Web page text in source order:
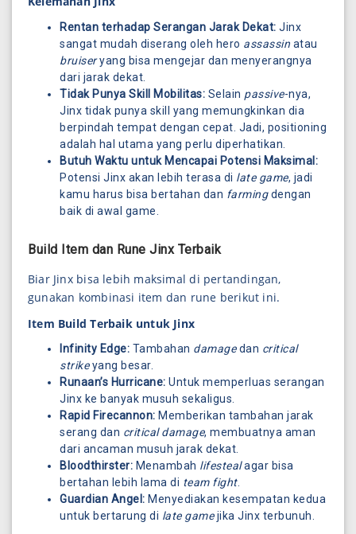
Rentan terhadap Serangan Jarak Dekat: Jinx
sangat mudah diserang oleh hero assassin atau
bruiseryang bisa mengejar dan menyerangnya
dari jarak dekat.
Tidak Punya Skill Mobilitas: Selain passive-nya,
Jinx tidak punya skill yang memungkinkan dia
berpindah tempat dengan cepat. Jadi, positioning
adalah hal utama yang perlu diperhatikan.
Butuh Waktu untuk Mencapai Potensi Maksimal:
Potensi Jinx akan lebih terasa di late game, jadi
kamu harus bisa bertahan dan farmingdengan
baik di awal game.
Build Item dan Rune Jinx Terbaik
Biar Jinx bisa lebih maksimal di pertandingan,
gunakan kombinasi item dan rune berikut ini.
Item Build Terbaik untuk Jinx
Infinity Edge: Tambahan damagedan critical
strikeyang besar.
Runaan’s Hurricane: Untuk memperluas serangan
Jinx ke banyak musuh sekaligus.
Rapid Firecannon: Memberikan tambahan jarak
serang dan critical damage, membuatnya aman
dari ancaman musuh jarak dekat.
Bloodthirster: Menambah lifestealagar bisa
bertahan lebih lama di team fight.
Guardian Angel: Menyediakan kesempatan kedua
untuk bertarung di late gamejika Jinx terbunuh.